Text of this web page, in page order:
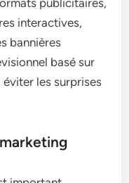
publicitaires,
interactives,
bannières
basé sur
les surprises